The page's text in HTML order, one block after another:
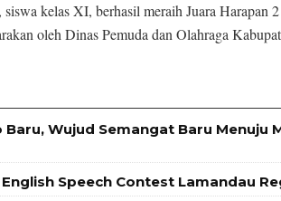
kelas XI, berhasil meraih Juara Harapan
oleh Dinas Pemuda dan Olahraga
Wujud Semangat Baru Menuju
Speech Contest Lamandau